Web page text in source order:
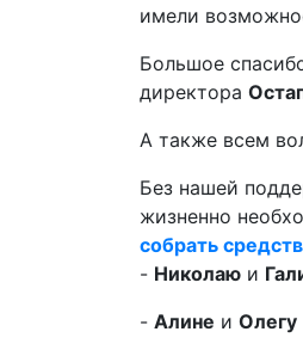
имели
Большое
директора
А также всем
Без нашей
жизненно
собрать
- Николаю и
- Алине и Олегу